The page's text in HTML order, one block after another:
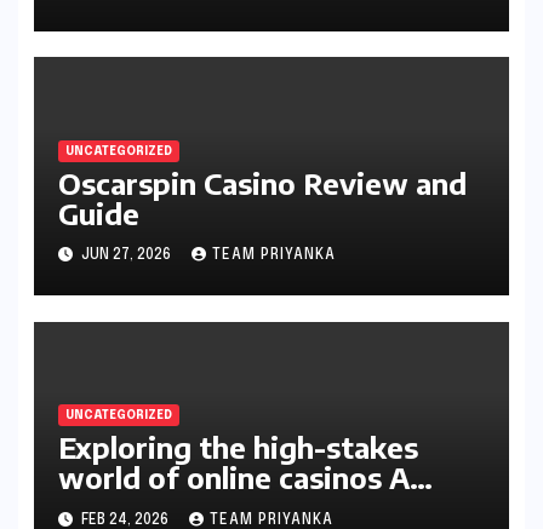
UNCATEGORIZED
Oscarspin Casino Review and
Guide
JUN 27, 2026 TEAM PRIYANKA
UNCATEGORIZED
Exploring the high-stakes
world of online casinos A
gambler’s guide
FEB 24, 2026 TEAM PRIYANKA